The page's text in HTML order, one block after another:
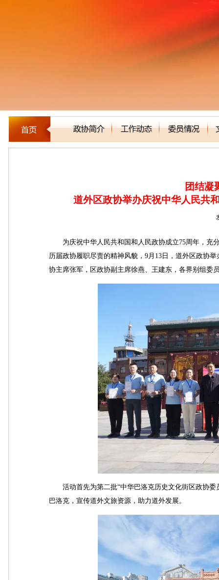
团结凝
道外区政协举办庆祝中华人民共
为庆祝中华人民共和国和人民政协成立75周年，充
历届政协履职尽责的精神风貌，9月13日，道外区政协
协主席张军，区政协副主席徐燕、王建东，各界别组委
活动首先为第二批“中华巴洛克历史文化街区政协委
巴洛克，宣传道外文旅资源，助力道外发展。